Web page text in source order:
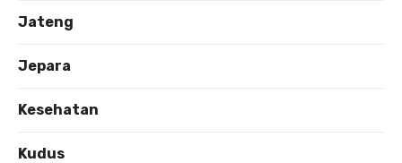
Jateng
Jepara
Kesehatan
Kudus